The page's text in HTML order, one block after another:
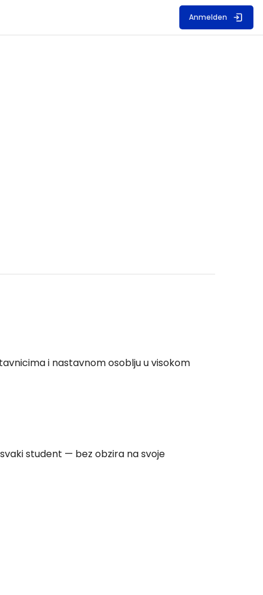
Anmelden
i nastavnom osoblju u visokom
student — bez obzira na svoje